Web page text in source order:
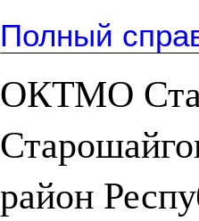
Полный
ОКТМО
район